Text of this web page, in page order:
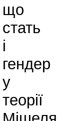
що
стать
і
гендер
у
теорії